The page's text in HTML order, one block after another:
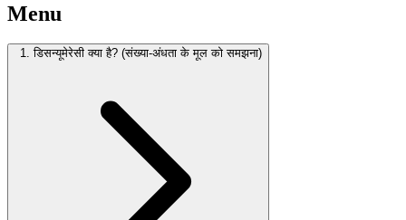
Menu
1. डिसन्यूमेरेसी क्या है? (संख्या-अंधता के मूल को समझना)